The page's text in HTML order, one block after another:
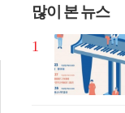
많이 본 뉴스